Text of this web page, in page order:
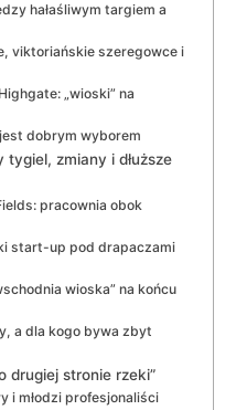
hałaśliwym targiem a
viktoriańskie szeregowce i
„wioski” na
dobrym wyborem
zmiany i dłuższe
pracownia obok
start-up pod drapaczami
wioska” na końcu
a dla kogo bywa zbyt
drugiej stronie rzeki”
i młodzi profesjonaliści